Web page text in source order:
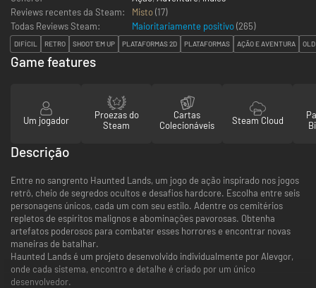
Reviews recentes da Steam:
Misto(17)
Todas Reviews Steam:
Maioritariamente positivo(265)
DIFÍCIL RETRO SHOOT 'EM UP PLATAFORMAS 2D PLATAFORMAS AÇÃO E AVENTURA
Game features
Um jogador
Proezas do
Steam
Cartas
Colecionáveis
Steam Cloud
Descrição
Entre no sangrento Haunted Lands, um jogo de ação inspirado nos jogos
retrô, cheio de segredos ocultos e desafios hardcore. Escolha entre seis
personagens únicos, cada um com seu estilo. Adentre os cemitérios
repletos de espíritos malignos e abominações pavorosas. Obtenha
artefatos poderosos para combater esses horrores e encontrar novas
maneiras de batalhar.
Haunted Lands é um projeto desenvolvido individualmente por Alevgor,
onde cada sistema, encontro e detalhe é criado por um único
desenvolvedor.